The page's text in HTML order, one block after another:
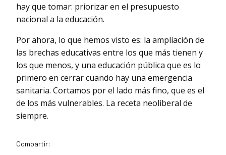
hay que tomar: priorizar en el presupuesto
nacional a la educación.
Por ahora, lo que hemos visto es: la ampliación de
las brechas educativas entre los que más tienen y
los que menos, y una educación pública que es lo
primero en cerrar cuando hay una emergencia
sanitaria. Cortamos por el lado más fino, que es el
de los más vulnerables. La receta neoliberal de
siempre.
Compartir: